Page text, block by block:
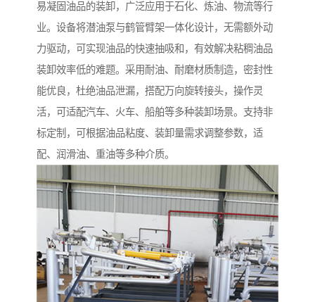
易凝固油品的装卸，广泛应用于石化、炼油、物流等行
业。设备将潜油泵与鹤管臂架一体化设计，无需额外动
力驱动，可实现油品的快速抽吸和，有效解决粘稠油品
装卸效率低的难题。采用耐油、耐磨材质制造，密封性
能优良，杜绝油品泄漏，搭配万向旋转接头，操作灵
活，可适配汽车、火车、船舶等多种装卸场景。支持非
标定制，可根据油品粘度、装卸量需求调整参数，适
配、润滑油、重油等多种介质。